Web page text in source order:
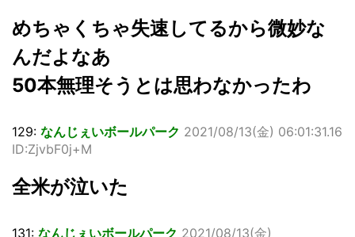
めちゃくちゃ失速してるから微妙な
んだよなあ
50本無理そうとは思わなかったわ
129: なんじぇいボールパーク 2021/08/13(金) 06:01:31.16
ID:ZjvbF0j+M
全米が泣いた
131: なんじぇいボールパーク 2021/08/13(金)